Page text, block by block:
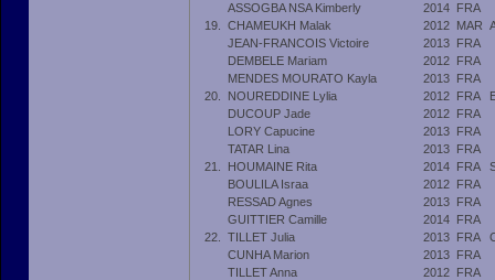
ASSOGBA NSA Kimberly
2014 FRA
19.
CHAMEUKH Malak 2012 MAR
JEAN-FRANCOIS Victoire
2013 FRA
DEMBELE Mariam
2012 FRA
MENDES MOURATO Kayla
2013 FRA
20.
NOUREDDINE Lylia 2012 FRA
DUCOUP Jade
2012 FRA
LORY Capucine
2013 FRA
TATAR Lina
2013 FRA
21.
HOUMAINE Rita 2014 FRA
BOULILA Israa
2012 FRA
RESSAD Agnes
2013 FRA
GUITTIER Camille
2014 FRA
22.
TILLET Julia 2013 FRA
CUNHA Marion
2013 FRA
TILLET Anna
2012 FRA